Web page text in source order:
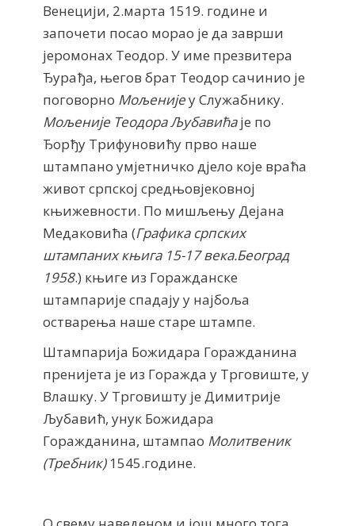
Венецији, 2.марта 1519. године и
започети посао морао је да заврши
јеромонах Теодор. У име презвитера
Ђурађа, његов брат Теодор сачинио је
поговорно Мољенијеу Служабнику.
Мољеније Теодора Љубавићаје по
Ђорђу Трифуновићу прво наше
штампано умјетничко дјело које враћа
живот српској средњовјековној
књижевности. По мишљењу Дејана
Медаковића (Графика српских
штампаних књига 15-17 века.Београд
1958.) књиге из Горажданске
штампарије спадају у најбоља
остварења наше старе штампе.
Штампарија Божидара Горажданина
пренијета је из Горажда у Трговиште, у
Влашку. У Трговишту је Димитрије
Љубавић, унук Божидара
Горажданина, штампао Молитвеник
(Требник)1545.године.